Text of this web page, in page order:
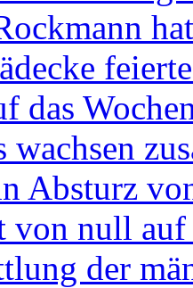
das
wachsen
Absturz
von null auf
der